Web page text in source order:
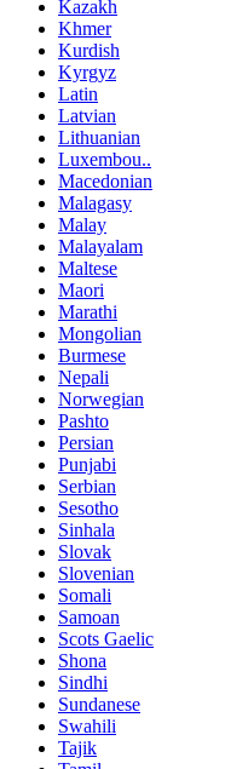
Kazakh
Khmer
Kurdish
Kyrgyz
Latin
Latvian
Lithuanian
Luxembou..
Macedonian
Malagasy
Malay
Malayalam
Maltese
Maori
Marathi
Mongolian
Burmese
Nepali
Norwegian
Pashto
Persian
Punjabi
Serbian
Sesotho
Sinhala
Slovak
Slovenian
Somali
Samoan
Scots Gaelic
Shona
Sindhi
Sundanese
Swahili
Tajik